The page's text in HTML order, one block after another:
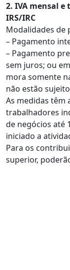
2. IVA mensal
IRS/IRC
Modalidades de
– Pagamento
– Pagamento
sem juros; ou
mora somente
não estão
As medidas têm
trabalhadores
de negócios até
iniciado a
Para os
superior,